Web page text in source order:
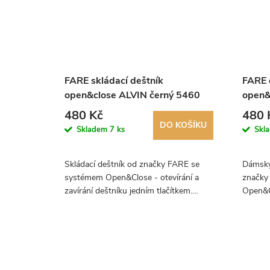
FARE skládací deštník
open&close ALVIN černý 5460
480 Kč
Skladem 7 ks DO KOŠÍKU
Skládací deštník od značky FARE se
systémem Open&Close - otevírání a
zavírání deštníku jedním tlačítkem.
480